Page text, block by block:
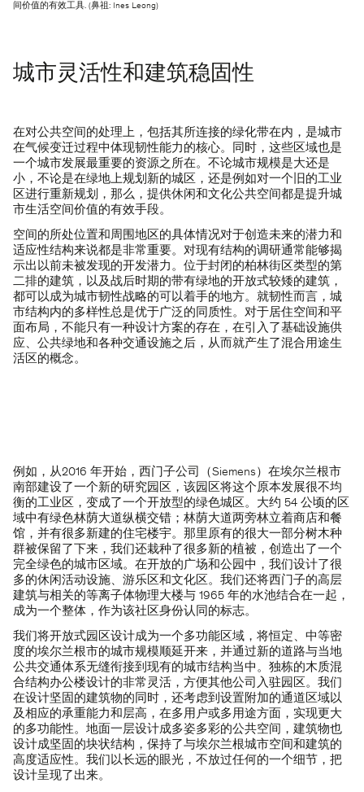
间价值的有效工具. (鼻祖: Ines Leong)
城市灵活性和建筑稳固性
在对公共空间的处理上，包括其所连接的绿化带在内，是城市
在气候变迁过程中体现韧性能力的核心。同时，这些区域也是
一个城市发展最重要的资源之所在。不论城市规模是大还是
小，不论是在绿地上规划新的城区，还是例如对一个旧的工业
区进行重新规划，那么，提供休闲和文化公共空间都是提升城
市生活空间价值的有效手段。
空间的所处位置和周围地区的具体情况对于创造未来的潜力和
适应性结构来说都是非常重要。对现有结构的调研通常能够揭
示出以前未被发现的开发潜力。位于封闭的柏林街区类型的第
二排的建筑，以及战后时期的带有绿地的开放式较矮的建筑，
都可以成为城市韧性战略的可以着手的地方。就韧性而言，城
市结构内的多样性总是优于广泛的同质性。对于居住空间和平
面布局，不能只有一种设计方案的存在，在引入了基础设施供
应、公共绿地和各种交通设施之后，从而就产生了混合用途生
活区的概念。
例如，从2016 年开始，西门子公司（Siemens）在埃尔兰根市
南部建设了一个新的研究园区，该园区将这个原本发展很不均
衡的工业区，变成了一个开放型的绿色城区。大约 54 公顷的区
域中有绿色林荫大道纵横交错；林荫大道两旁林立着商店和餐
馆，并有很多新建的住宅楼宇。那里原有的很大一部分树木种
群被保留了下来，我们还栽种了很多新的植被，创造出了一个
完全绿色的城市区域。在开放的广场和公园中，我们设计了很
多的休闲活动设施、游乐区和文化区。我们还将西门子的高层
建筑与相关的等离子体物理大楼与 1965 年的水池结合在一起，
成为一个整体，作为该社区身份认同的标志。
我们将开放式园区设计成为一个多功能区域，将恒定、中等密
度的埃尔兰根市的城市规模顺延开来，并通过新的道路与当地
公共交通体系无缝衔接到现有的城市结构当中。独栋的木质混
合结构办公楼设计的非常灵活，方便其他公司入驻园区。我们
在设计坚固的建筑物的同时，还考虑到设置附加的通道区域以
及相应的承重能力和层高，在多用户或多用途方面，实现更大
的多功能性。地面一层设计成多姿多彩的公共空间，建筑物也
设计成坚固的块状结构，保持了与埃尔兰根城市空间和建筑的
高度适应性。我们以长远的眼光，不放过任何的一个细节，把
设计呈现了出来。